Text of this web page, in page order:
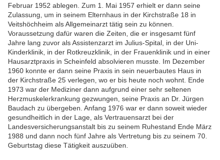
Februar 1952 ablegen. Zum 1. Mai 1957 erhielt er dann seine
Zulassung, um in seinem Elternhaus in der Kirchstraße 18 in
Veitshöchheim als Allgemeinarzt tätig sein zu können.
Voraussetzung dafür waren die Zeiten, die er insgesamt fünf
Jahre lang zuvor als Assistenzarzt im Julius-Spital, in der Uni-
Kinderklinik, in der Rotkreuzklinik, in der Frauenklinik und in einer
Hausarztpraxis in Scheinfeld absolvieren musste. Im Dezember
1960 konnte er dann seine Praxis in sein neuerbautes Haus in
der Kirchstraße 25 verlegen, wo er bis heute noch wohnt. Ende
1973 war der Mediziner dann aufgrund einer sehr seltenen
Herzmuskelerkrankung gezwungen, seine Praxis an Dr. Jürgen
Baudach zu übergeben. Anfang 1976 war er dann soweit wieder
gesundheitlich in der Lage, als Vertrauensarzt bei der
Landesversicherungsanstalt bis zu seinem Ruhestand Ende März
1988 und dann noch fünf Jahre als Vertretung bis zu seinem 70.
Geburtstag diese Tätigkeit auszuüben.